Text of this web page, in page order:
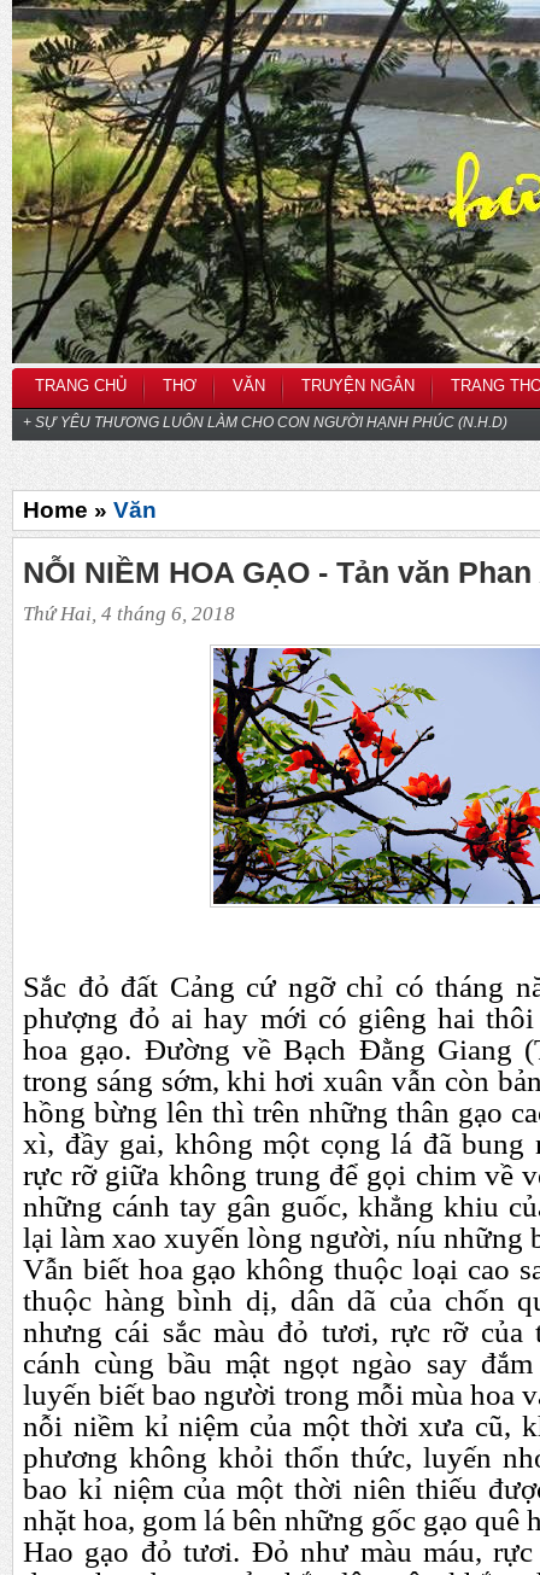
TRANG CHỦ THƠ VĂN TRUYỆN NGẮN TRANG
+ SỰ YÊU THƯƠNG LUÔN LÀM CHO CON NGƯỜI HẠNH PHÚC (N.H.D)
Home » Văn
NỖI NIỀM HOA GẠO - Tản văn
Thứ Hai, 4 tháng 6, 2018
Sắc đỏ đất Cảng cứ ngỡ chỉ có tháng
phượng đỏ ai hay mới có giêng hai
hoa gạo. Đường về Bạch Đằng Giang
trong sáng sớm, khi hơi xuân vẫn còn
hồng bừng lên thì trên những thân gạo
xì, đầy gai, không một cọng lá đã bung
rực rỡ giữa không trung để gọi chim về
những cánh tay gân guốc, khẳng khiu
lại làm xao xuyến lòng người, níu những
Vẫn biết hoa gạo không thuộc loại cao
thuộc hàng bình dị, dân dã của chốn
nhưng cái sắc màu đỏ tươi, rực rỡ của
cánh cùng bầu mật ngọt ngào say
luyến biết bao người trong mỗi mùa hoa
nỗi niềm kỉ niệm của một thời xưa cũ,
phương không khỏi thổn thức, luyến
bao kỉ niệm của một thời niên thiếu
nhặt hoa, gom lá bên những gốc gạo quê
Hao gạo đỏ tươi. Đỏ như màu máu,